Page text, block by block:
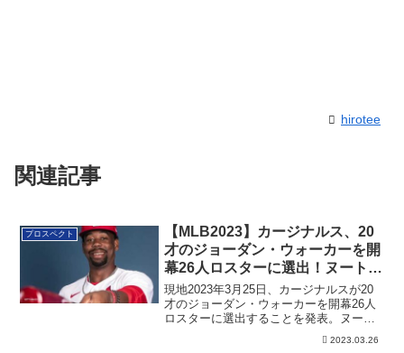
hirotee
関連記事
プロスペクト
【MLB2023】カージナルス、20
才のジョーダン・ウォーカーを開
幕26人ロスターに選出！ヌートバ
ーのライバルにも
現地2023年3月25日、カージナルスが20
才のジョーダン・ウォーカーを開幕26人
ロスターに選出することを発表。ヌート
バーのライバルにもなりそうです。その
2023.03.26